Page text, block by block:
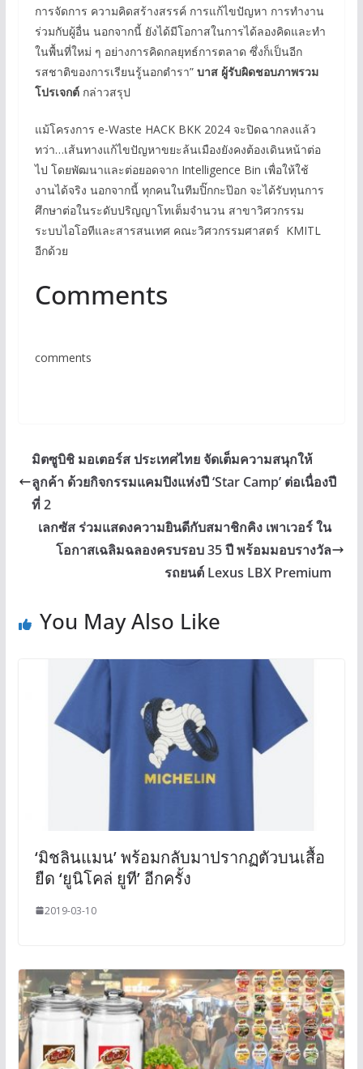
การจัดการ ความคิดสร้างสรรค์ การแก้ไขปัญหา การทำงาน
ร่วมกับผู้อื่น นอกจากนี้ ยังได้มีโอกาสในการได้ลองคิดและทำ
ในพื้นที่ใหม่ ๆ อย่างการคิดกลยุทธ์การตลาด ซึ่งก็เป็นอีก
รสชาติของการเรียนรู้นอกตำรา” บาส ผู้รับผิดชอบภาพรวม
โปรเจกต์กล่าวสรุป
แม้โครงการ e-Waste HACK BKK 2024 จะปิดฉากลงแล้ว
ทว่า…เส้นทางแก้ไขปัญหาขยะล้นเมืองยังคงต้องเดินหน้าต่อ
ไป โดยพัฒนาและต่อยอดจาก Intelligence Bin เพื่อให้ใช้
งานได้จริง นอกจากนี้ ทุกคนในทีมปิ๊กกะป๊อก จะได้รับทุนการ
ศึกษาต่อในระดับปริญญาโทเต็มจำนวน สาขาวิศวกรรม
ระบบไอโอทีและสารสนเทศ คณะวิศวกรรมศาสตร์ KMITL
อีกด้วย
Comments
comments
มิตซูบิชิ มอเตอร์ส ประเทศไทย จัดเต็มความสนุกให้
ลูกค้า ด้วยกิจกรรมแคมปิงแห่งปี ‘Star Camp’ ต่อเนื่องปี
ที่ 2
เลกซัส ร่วมแสดงความยินดีกับสมาชิกคิง เพาเวอร์ ใน
โอกาสเฉลิมฉลองครบรอบ 35 ปี พร้อมมอบรางวัล
รถยนต์ Lexus LBX Premium
You May Also Like
‘มิชลินแมน’ พร้อมกลับมาปรากฏตัวบนเสื้อ
ยืด ‘ยูนิโคล่ ยูที’ อีกครั้ง
2019-03-10